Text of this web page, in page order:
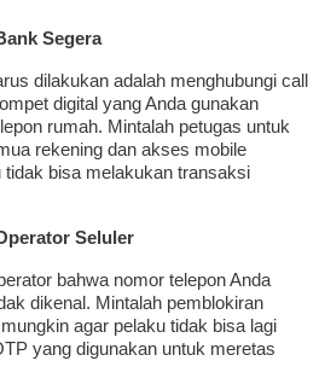
Segera
dilakukan adalah menghubungi call
digital yang Anda gunakan
rumah. Mintalah petugas untuk
rekening dan akses mobile
tidak bisa melakukan transaksi
Seluler
bahwa nomor telepon Anda
dikenal. Mintalah pemblokiran
agar pelaku tidak bisa lagi
yang digunakan untuk meretas